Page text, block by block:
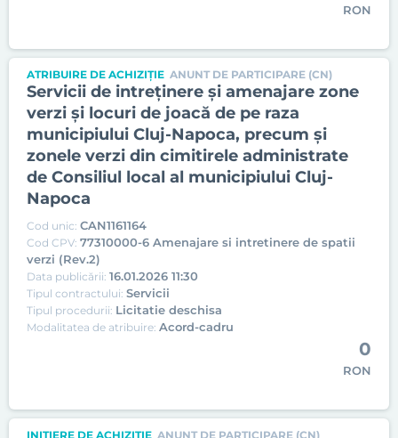
RON
ATRIBUIRE DE ACHIZIȚIE ANUNT DE PARTICIPARE (CN)
Servicii de intreţinere şi amenajare zone
verzi și locuri de joacă de pe raza
municipiului Cluj-Napoca, precum și
zonele verzi din cimitirele administrate
de Consiliul local al municipiului Cluj-
Napoca
Cod unic: CAN1161164
Cod CPV: 77310000-6 Amenajare si intretinere de spatii
verzi (Rev.2)
Data publicării: 16.01.2026 11:30
Tipul contractului: Servicii
Tipul procedurii: Licitatie deschisa
Modalitatea de atribuire: Acord-cadru
0
RON
INIȚIERE DE ACHIZIȚIE ANUNT DE PARTICIPARE (CN)